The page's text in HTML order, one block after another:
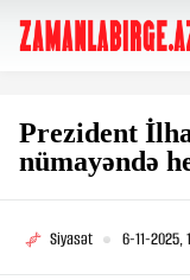
Prezident
nümayəndə
Siyasət 6-11-2025,